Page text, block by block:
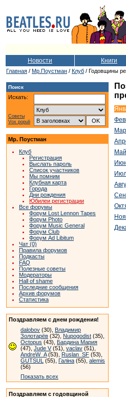
Новости Книги
Главная / Мр.Поустман / Клуб / Годовщины
Поиск
Искать:
Советы
Vox populi
Мр. Поустман
Клуб
Регистрация
Выслать пароль
Список участников
Мы помним
Клубная карта
Города
Дни рождения
Юбилеи регистрации
Все форумы
Форум Lost Lennon Tapes
Форум Photo
Форум Music General
Форум Club
Форум Ad Libitum
Чат (0)
Правила форумов
Подкасты
FAQ
Полезные советы
Модераторы
Hall of shame
Последние сообщения
Архив форумов
Статистика
Поздравляем с днем рождения!
dalobov (30), Владимир
Золотарёв (32), Nupogodist (35),
Octopus (43), Бардина Мария
(47), Jude V(51), vaclav (51),
AndreW_A(53), Ruslan_SF (53),
GUTSUL (55), Галіна (55), alemis
(56)
Показать всех
Поздравляем с годовщиной
Май